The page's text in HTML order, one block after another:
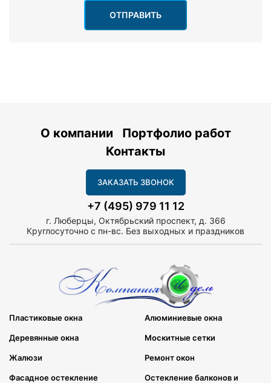
ОТПРАВИТЬ
О компании
Портфолио работ
Контакты
ЗАКАЗАТЬ ЗВОНОК
+7 (495) 979 11 12
г. Люберцы, Октябрьский проспект, д. 366
Круглосуточно с пн-вс. Без выходных и праздников
Пластиковые окна Алюминиевые окна
Деревянные окна Москитные сетки
Жалюзи Ремонт окон
Фасадное остекление Остекление балконов и